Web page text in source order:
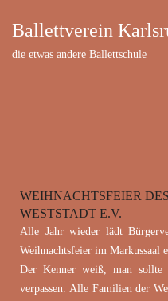
Ballettverein
die etwas andere Ballettschule
Dezember 6, 2019
WEIHNACHTSFEIER
WESTSTADT E.V.
Alle Jahr wieder lädt
Weihnachtsfeier im Markussaal
Der Kenner weiß, man sollte
verpassen. Alle Familien der